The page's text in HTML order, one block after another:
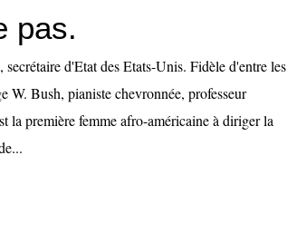
pas.
d'Etat des Etats-Unis. Fidèle d'entre les
W. Bush, pianiste chevronnée, professeur
la première femme afro-américaine à diriger la